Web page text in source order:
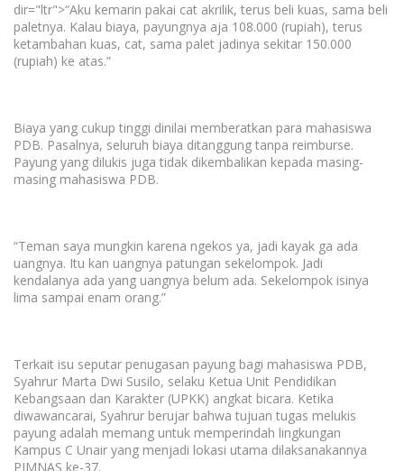
dir="ltr">“Aku kemarin pakai cat akrilik, terus beli kuas, sama beli
paletnya. Kalau biaya, payungnya aja 108.000 (rupiah), terus
ketambahan kuas, cat, sama palet jadinya sekitar 150.000
(rupiah) ke atas.”
Biaya yang cukup tinggi dinilai memberatkan para mahasiswa
PDB. Pasalnya, seluruh biaya ditanggung tanpa reimburse.
Payung yang dilukis juga tidak dikembalikan kepada masing-
masing mahasiswa PDB.
“Teman saya mungkin karena ngekos ya, jadi kayak ga ada
uangnya. Itu kan uangnya patungan sekelompok. Jadi
kendalanya ada yang uangnya belum ada. Sekelompok isinya
lima sampai enam orang.”
Terkait isu seputar penugasan payung bagi mahasiswa PDB,
Syahrur Marta Dwi Susilo, selaku Ketua Unit Pendidikan
Kebangsaan dan Karakter (UPKK) angkat bicara. Ketika
diwawancarai, Syahrur berujar bahwa tujuan tugas melukis
payung adalah memang untuk memperindah lingkungan
Kampus C Unair yang menjadi lokasi utama dilaksanakannya
PIMNAS ke-37.